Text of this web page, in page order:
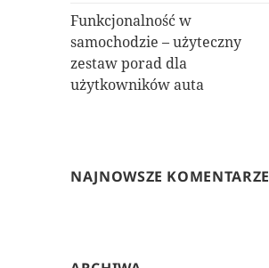
Funkcjonalność w
samochodzie – użyteczny
zestaw porad dla
użytkowników auta
NAJNOWSZE KOMENTARZE